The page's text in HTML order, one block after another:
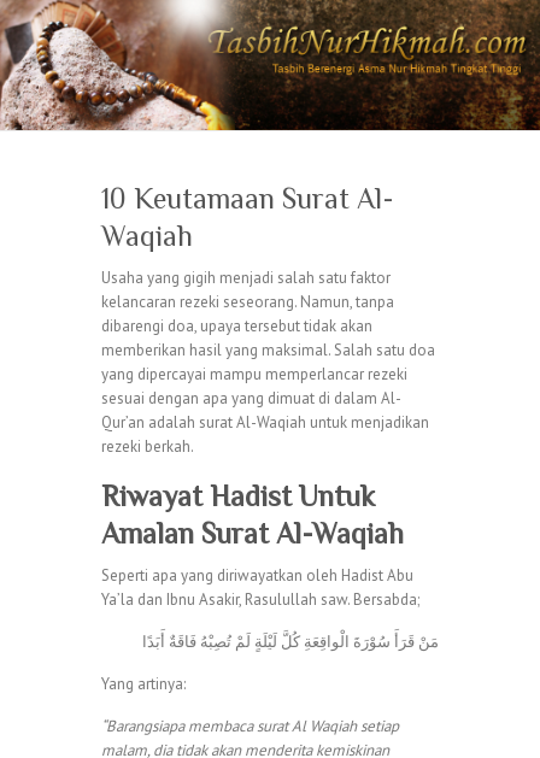
10 Keutamaan Surat Al-
Waqiah
Usaha yang gigih menjadi salah satu faktor
kelancaran rezeki seseorang. Namun, tanpa
dibarengi doa, upaya tersebut tidak akan
memberikan hasil yang maksimal. Salah satu doa
yang dipercayai mampu memperlancar rezeki
sesuai dengan apa yang dimuat di dalam Al-
Qur’an adalah surat Al-Waqiah untuk menjadikan
rezeki berkah.
Riwayat Hadist Untuk
Amalan Surat Al-Waqiah
Seperti apa yang diriwayatkan oleh Hadist Abu
Ya’la dan Ibnu Asakir, Rasulullah saw. Bersabda;
مَنْ قَرَأَ سُوْرَةَ الْواقِعَةِ كُلَّ لَيْلَةٍ لَمْ تُصِبْهُ فَاقَةٌ أَبَدًا
Yang artinya:
“Barangsiapa membaca surat Al Waqiah setiap
malam, dia tidak akan menderita kemiskinan